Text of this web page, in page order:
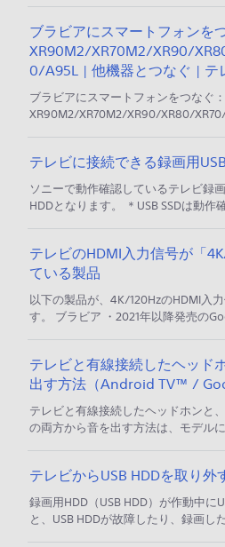
年発売モデル 2024年発売モデル
発売モデル 2021年発売モデル 2020
モデル 2018年発売モデル 2017年発売
ブラビアにスマートフォンを
XR90M2/XR70M2/XR90/
0/A95L | 他機器とつなぐ | テ
ブラビアにスマートフォンをつなぐ：
XR90M2/XR70M2/XR90/XR80/
り、スマートフォンのアプリを使っ
ことができます。 スマートフォンの
トフォンのアプリで操作する スマー
る スマートフォンの画
テレビに接続できる録画用
ソニーで動作確認しているテレビ録
HDDとなります。 ＊USB SSDは動作
デルにより最大／最小容量が異なり
Android TV™ / Google TV™ 搭載ブラ
テレビのHDMI入力信号が「
ている製品
以下の製品が、4K/120HzのHDMI入
す。 ブラビア ・2021年以降発売の
モデル X80K/X80WK、2021年発売モ
どの4K/120Hzに対応する機器を接続
テレビと有線接続したヘッド
出す方法（Android TV™ /
テレビと有線接続したヘッドホンと
の両方から音を出す方法は、モデル
きません。 操作手順 ［（設定）］画
「クイック設定」ボタン、または「
［（設定）］を選び、「決定」ボタ
設定をする モデルによって、設定メ
テレビからUSB HDDを取り外
録画用HDD（USB HDD）が作動中に
と、USB HDDが故障したり、録画し